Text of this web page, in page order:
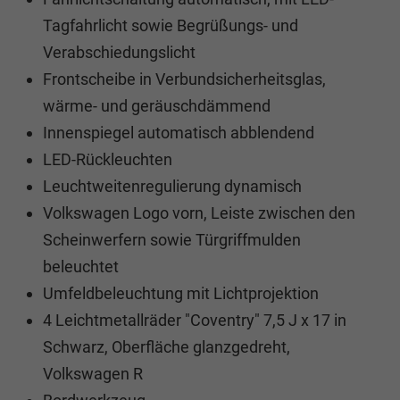
Tagfahrlicht sowie Begrüßungs- und
Verabschiedungslicht
Frontscheibe in Verbundsicherheitsglas,
wärme- und geräuschdämmend
Innenspiegel automatisch abblendend
LED-Rückleuchten
Leuchtweitenregulierung dynamisch
Volkswagen Logo vorn, Leiste zwischen den
Scheinwerfern sowie Türgriffmulden
beleuchtet
Umfeldbeleuchtung mit Lichtprojektion
4 Leichtmetallräder "Coventry" 7,5 J x 17 in
Schwarz, Oberfläche glanzgedreht,
Volkswagen R